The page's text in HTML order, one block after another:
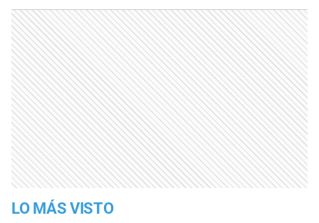
LO MÁS VISTO